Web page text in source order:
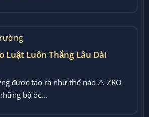
Luật Luôn Thắng Lâu Dài
được tạo ra như thế nào ⚠️ ZRO
bộ óc...